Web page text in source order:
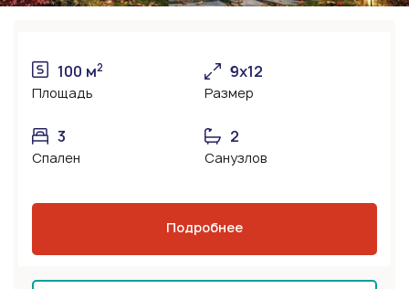
100 м2
Площадь
9x12
Размер
3
Спален
2
Санузлов
Подробнее